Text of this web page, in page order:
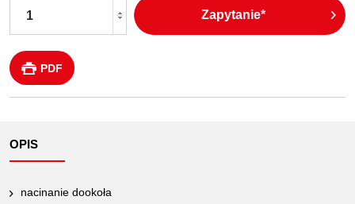
Zapytanie*
PDF
OPIS
nacinanie dookoła